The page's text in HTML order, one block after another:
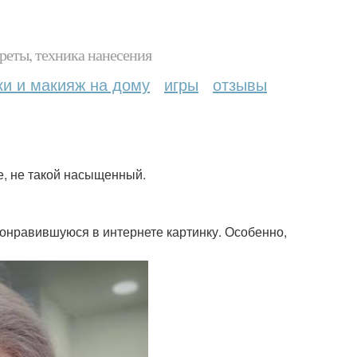
техника нанесения
и макияж на дому игры отзывы
не такой насыщенный.
в интернете картинку. Особенно,